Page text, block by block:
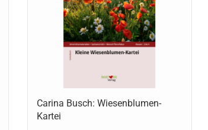
Carina Busch: Wiesenblumen-
Kartei